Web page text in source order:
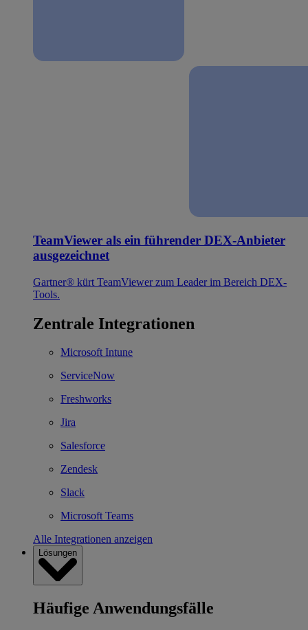
TeamViewer als ein führender DEX-Anbieter
ausgezeichnet
Gartner® kürt TeamViewer zum Leader im Bereich DEX-
Tools.
Zentrale Integrationen
Microsoft Intune
ServiceNow
Freshworks
Jira
Salesforce
Zendesk
Slack
Microsoft Teams
Alle Integrationen anzeigen
Lösungen
Häufige Anwendungsfälle